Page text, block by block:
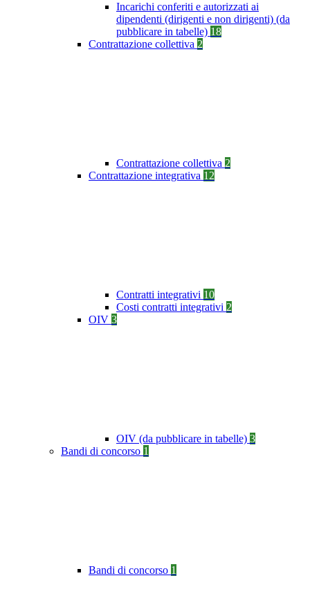
Incarichi conferiti e autorizzati ai
dipendenti (dirigenti e non dirigenti) (da
pubblicare in tabelle) 18
Contrattazione collettiva 2
Contrattazione collettiva 2
Contrattazione integrativa 12
Contratti integrativi 10
Costi contratti integrativi 2
OIV 3
OIV (da pubblicare in tabelle) 3
Bandi di concorso 1
Bandi di concorso 1